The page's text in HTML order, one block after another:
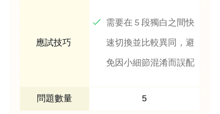
需要在 5 段獨白之間快
速切換並比較異同，避
免因小細節混淆而誤配
5